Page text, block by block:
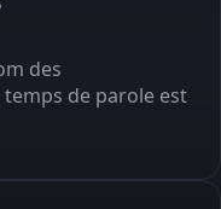
des
de parole est